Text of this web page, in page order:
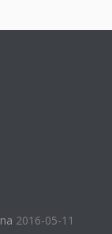
2016-05-11